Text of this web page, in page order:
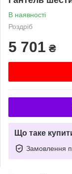
В наявності
Роздріб
5 701 ₴
Що таке
Замовлення